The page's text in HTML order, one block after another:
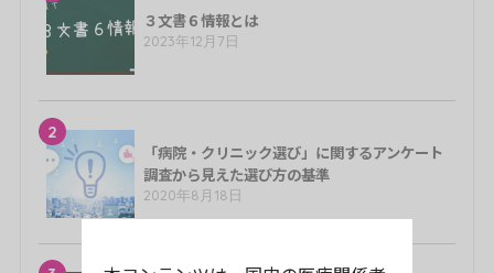
３文書６情報とは
2023年12月7日
2
「病院・クリニック選び」に関するアンケート
調査から見えた選び方の基準
2020年8月18日